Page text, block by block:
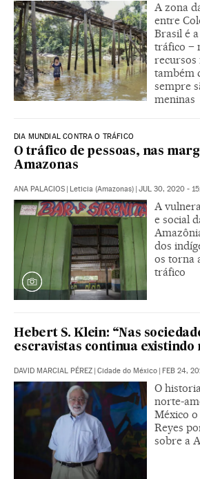
A zona
entre
Brasil é
tráfico –
recursos
também
sempre
meninas
DIA MUNDIAL CONTRA O TRÁFICO
O tráfico de pessoas, nas
Amazonas
ANA PALACIOS Leticia (Amazonas) JUL 30, 2020 -
A
e social
dos
os torna
tráfico
Hebert S. Klein: “Nas
escravistas continua existindo
DAVID MARCIAL PÉREZ Cidade do México FEB 24,
O
norte-
México
Reyes
sobre a